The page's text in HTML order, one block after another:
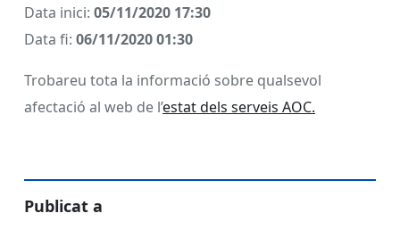
Data inici: 05/11/2020 17:30
Data fi: 06/11/2020 01:30
Trobareu tota la informació sobre qualsevol
afectació al web de l’estat dels serveis AOC.
Publicat a